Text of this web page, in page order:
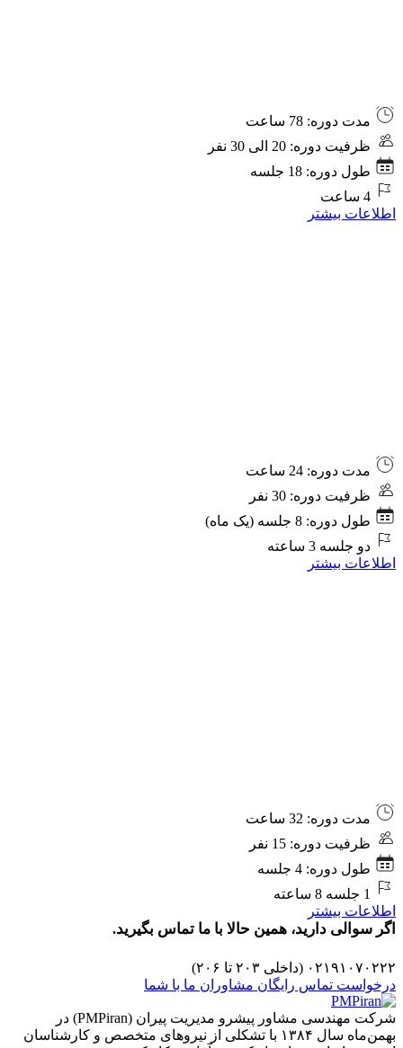
PMP
Exam
Preparation
Online
Training
(Farsi,
مدت دوره: 78 ساعت
ظرفیت دوره: 20 الی 30 نفر
طول دوره: 18 جلسه
4 ساعت
اطلاعات بیشتر
دوره
جامع
هوش
مصنوعی
کاربردی
مدت دوره: 24 ساعت
ظرفیت دوره: 30 نفر
طول دوره: 8 جلسه (یک ماه)
دو جلسه 3 ساعته
اطلاعات بیشتر
کارگاه
تسهیلگری
حرفه‌ای
(برای
همه)
مدت دوره: 32 ساعت
ظرفیت دوره: 15 نفر
طول دوره: 4 جلسه
1 جلسه 8 ساعته
اطلاعات بیشتر
اگر سوالی دارید، همین حالا با ما تماس بگیرید.
۰۲۱۹۱۰۷۰۲۲۲ (داخلی ۲۰۳ تا ۲۰۶)
درخواست تماس رایگان مشاوران ما با شما
شرکت مهندسی مشاور پیشرو مدیریت پیران (PMPiran) در
بهمن‌ماه سال ۱۳۸۴ با تشکلی از نیروهای متخصص و کارشناسان